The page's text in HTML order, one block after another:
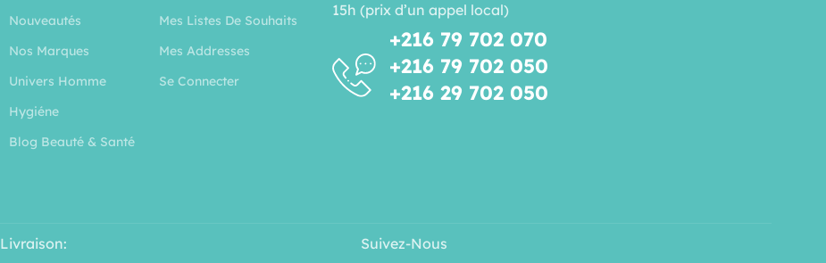
Nouveautés
Nos Marques
Univers Homme
Hygiéne
Blog Beauté & Santé
Mes Listes De Souhaits
Mes Addresses
Se Connecter
15h (prix d’un appel local)
+216 79 702 070
+216 79 702 050
+216 29 702 050
Livraison: Suivez-Nous